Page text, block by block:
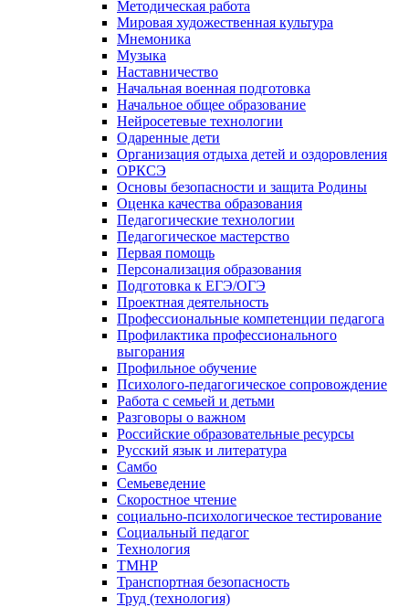
Методическая работа
Мировая художественная культура
Мнемоника
Музыка
Наставничество
Начальная военная подготовка
Начальное общее образование
Нейросетевые технологии
Одаренные дети
Организация отдыха детей и оздоровления
ОРКСЭ
Основы безопасности и защита Родины
Оценка качества образования
Педагогические технологии
Педагогическое мастерство
Первая помощь
Персонализация образования
Подготовка к ЕГЭ/ОГЭ
Проектная деятельность
Профессиональные компетенции педагога
Профилактика профессионального
выгорания
Профильное обучение
Психолого-педагогическое сопровождение
Работа с семьей и детьми
Разговоры о важном
Российские образовательные ресурсы
Русский язык и литература
Самбо
Семьеведение
Скоростное чтение
социально-психологическое тестирование
Социальный педагог
Технология
ТМНР
Транспортная безопасность
Труд (технология)